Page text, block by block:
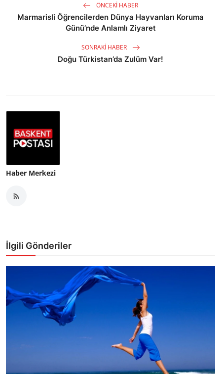
ÖNCEKI HABER
Marmarisli Öğrencilerden Dünya Hayvanları Koruma
Günü’nde Anlamlı Ziyaret
SONRAKI HABER
Doğu Türkistan’da Zulüm Var!
Haber Merkezi
İlgili Gönderiler